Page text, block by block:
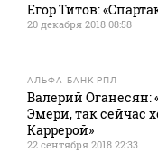
Егор Титов:
20 декабря 2018 08:58
АЛЬФА-БАНК РПЛ
Валерий Оганесян:
Эмери, так сейчас
Каррерой»
22 сентября 2018 22:33